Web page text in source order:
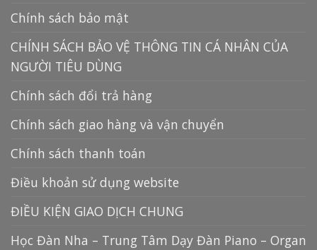
Chính sách bảo mật
CHÍNH SÁCH BẢO VỆ THÔNG TIN CÁ NHÂN CỦA
NGƯỜI TIÊU DÙNG
Chính sách đổi trả hàng
Chính sách giao hàng và vận chuyển
Chính sách thanh toán
Điều khoản sử dụng website
ĐIỀU KIỆN GIAO DỊCH CHUNG
Học Đàn Nha – Trung Tâm Dạy Đàn Piano – Organ